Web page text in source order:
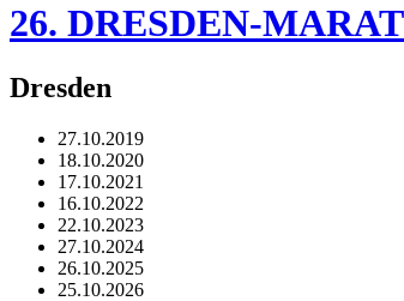
26. DRESDEN-
Dresden
27.10.2019
18.10.2020
17.10.2021
16.10.2022
22.10.2023
27.10.2024
26.10.2025
25.10.2026